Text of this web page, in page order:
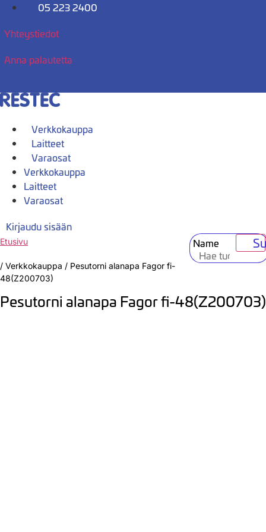
Mene
05 223 2400
Yhteystiedot
Anna palautetta
Verkkokauppa
Laitteet
Varaosat
Verkkokauppa
Laitteet
Varaosat
Kirjaudu sisään
Name
Etusivu
/ Verkkokauppa / Pesutorni alanapa Fagor fi-
48(Z200703)
Pesutorni alanapa Fagor fi-48(Z200703)